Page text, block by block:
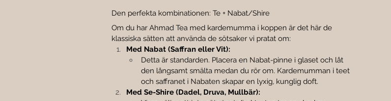
Den perfekta kombinationen: Te + Nabat/Shire
Om du har Ahmad Tea med kardemumma i koppen är det här de
klassiska sätten att använda de sötsaker vi pratat om:
Med Nabat (Saffran eller Vit):
Detta är standarden. Placera en Nabat-pinne i glaset och låt
den långsamt smälta medan du rör om. Kardemumman i teet
och saffranet i Nabaten skapar en lyxig, kunglig doft.
Med Se-Shire (Dadel, Druva, Mullbär):